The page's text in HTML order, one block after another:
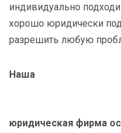
индивидуально
хорошо юридически
разрешить любую
Наша
юридическая фирма